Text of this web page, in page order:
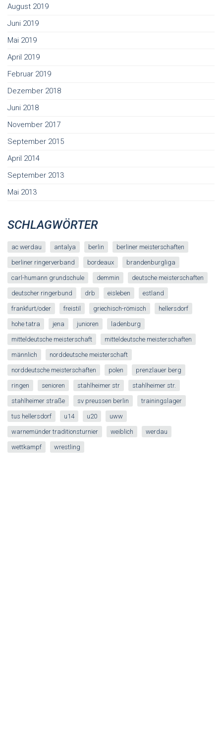
August 2019
Juni 2019
Mai 2019
April 2019
Februar 2019
Dezember 2018
Juni 2018
November 2017
September 2015
April 2014
September 2013
Mai 2013
SCHLAGWÖRTER
ac werdau antalya berlin berliner meisterschaften
berliner ringerverband bordeaux brandenburgliga
carl-humann grundschule demmin deutsche meisterschaften
deutscher ringerbund drb eisleben estland
frankfurt/oder freistil griechisch-römisch hellersdorf
hohe tatra jena junioren ladenburg
mitteldeutsche meisterschaft mitteldeutsche meisterschaften
männlich norddeutsche meisterschaft
norddeutsche meisterschaften polen prenzlauer berg
ringen senioren stahlheimer str stahlheimer str.
stahlheimer straße sv preussen berlin trainingslager
tus hellersdorf u14 u20 uww
warnemünder traditionsturnier weiblich werdau
wettkampf wrestling